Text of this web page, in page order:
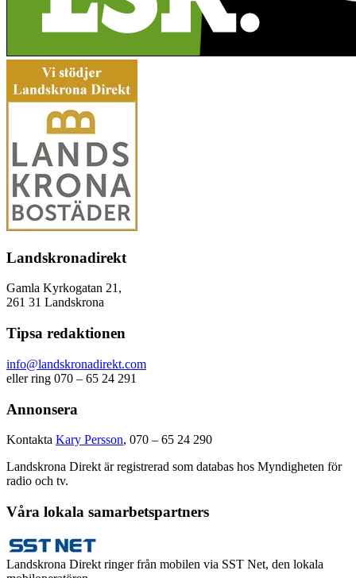
Landskronadirekt
Gamla Kyrkogatan 21,
261 31 Landskrona
Tipsa redaktionen
info@landskronadirekt.com
eller ring 070 – 65 24 291
Annonsera
Kontakta Kary Persson, 070 – 65 24 290
Landskrona Direkt är registrerad som databas hos Myndigheten för
radio och tv.
Våra lokala samarbetspartners
Landskrona Direkt ringer från mobilen via SST Net, den lokala